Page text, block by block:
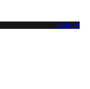
Liste de